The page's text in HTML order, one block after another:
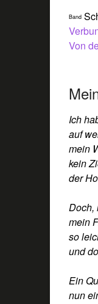
Band
Von
Ich
auf
mein
kein
der
Doch,
mein
so
und
Ein
nun